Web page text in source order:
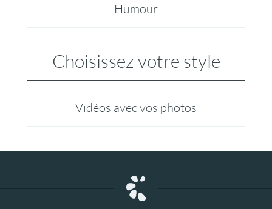
Humour
Choisissez votre style
Vidéos avec vos photos